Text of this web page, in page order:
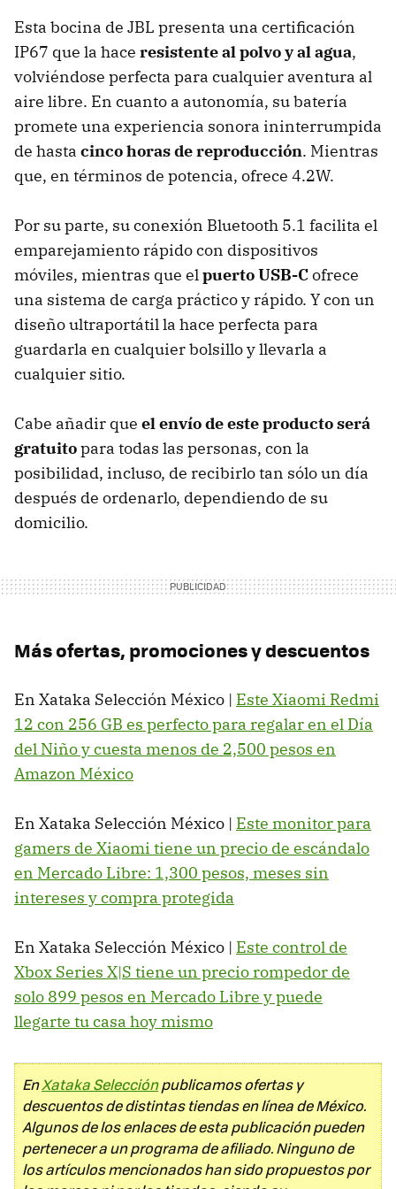
Esta bocina de JBL presenta una certificación
IP67 que la hace resistente al polvo y al agua,
volviéndose perfecta para cualquier aventura al
aire libre. En cuanto a autonomía, su batería
promete una experiencia sonora ininterrumpida
de hasta cinco horas de reproducción. Mientras
que, en términos de potencia, ofrece 4.2W.
Por su parte, su conexión Bluetooth 5.1 facilita el
emparejamiento rápido con dispositivos
móviles, mientras que elpuerto USB-Cofrece
una sistema de carga práctico y rápido. Y con un
diseño ultraportátil la hace perfecta para
guardarla en cualquier bolsillo y llevarla a
cualquier sitio.
Cabe añadir que el envío de este producto será
gratuitopara todas las personas, con la
posibilidad, incluso, de recibirlo tan sólo un día
después de ordenarlo, dependiendo de su
domicilio.
Más ofertas, promociones y descuentos
En Xataka Selección México | Este Xiaomi Redmi
12 con 256 GB es perfecto para regalar en el Día
del Niño y cuesta menos de 2,500 pesos en
Amazon México
En Xataka Selección México | Este monitor para
gamers de Xiaomi tiene un precio de escándalo
en Mercado Libre: 1,300 pesos, meses sin
intereses y compra protegida
En Xataka Selección México | Este control de
Xbox Series X|S tiene un precio rompedor de
solo 899 pesos en Mercado Libre y puede
llegarte tu casa hoy mismo
EnXataka Selecciónpublicamos ofertas y
descuentos de distintas tiendas en línea de México.
Algunos de los enlaces de esta publicación pueden
pertenecer a un programa de afiliado. Ninguno de
los artículos mencionados han sido propuestos por